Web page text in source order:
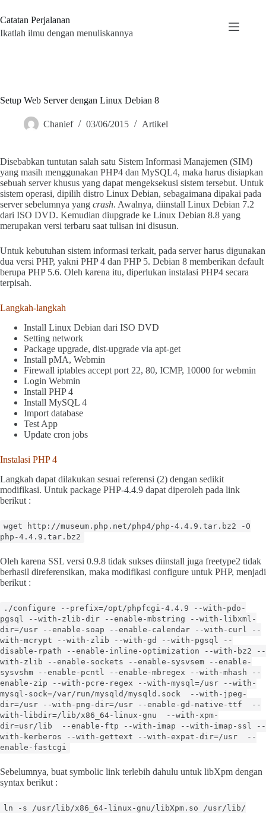
to
content
Catatan Perjalanan
Ikatlah ilmu dengan menuliskannya
Setup Web Server dengan Linux Debian 8
Chanief 03/06/2015 Artikel
Disebabkan tuntutan salah satu Sistem Informasi Manajemen (SIM)
yang masih menggunakan PHP4 dan MySQL4, maka harus disiapkan
sebuah server khusus yang dapat mengeksekusi sistem tersebut. Untuk
sistem operasi, dipilih distro Linux Debian, sebagaimana dipakai pada
server sebelumnya yang crash. Awalnya, diinstall Linux Debian 7.2
dari ISO DVD. Kemudian diupgrade ke Linux Debian 8.8 yang
merupakan versi terbaru saat tulisan ini disusun.
Untuk kebutuhan sistem informasi terkait, pada server harus digunakan
dua versi PHP, yakni PHP 4 dan PHP 5. Debian 8 memberikan default
berupa PHP 5.6. Oleh karena itu, diperlukan instalasi PHP4 secara
terpisah.
Langkah-langkah
Install Linux Debian dari ISO DVD
Setting network
Package upgrade, dist-upgrade via apt-get
Install pMA, Webmin
Firewall iptables accept port 22, 80, ICMP, 10000 for webmin
Login Webmin
Install PHP 4
Install MySQL 4
Import database
Test App
Update cron jobs
Instalasi PHP 4
Langkah dapat dilakukan sesuai referensi (2) dengan sedikit
modifikasi. Untuk package PHP-4.4.9 dapat diperoleh pada link
berikut :
wget http://museum.php.net/php4/php-4.4.9.tar.bz2 -O
php-4.4.9.tar.bz2
Oleh karena SSL versi 0.9.8 tidak sukses diinstall juga freetype2 tidak
berhasil direferensikan, maka modifikasi configure untuk PHP, menjadi
berikut :
./configure --prefix=/opt/phpfcgi-4.4.9 --with-pdo-
pgsql --with-zlib-dir --enable-mbstring --with-libxml-
dir=/usr --enable-soap --enable-calendar --with-curl --
with-mcrypt --with-zlib --with-gd --with-pgsql --
disable-rpath --enable-inline-optimization --with-bz2 --
with-zlib --enable-sockets --enable-sysvsem --enable-
sysvshm --enable-pcntl --enable-mbregex --with-mhash --
enable-zip --with-pcre-regex --with-mysql=/usr --with-
mysql-sock=/var/run/mysqld/mysqld.sock --with-jpeg-
dir=/usr --with-png-dir=/usr --enable-gd-native-ttf --
with-libdir=/lib/x86_64-linux-gnu --with-xpm-
dir=usr/lib --enable-ftp --with-imap --with-imap-ssl --
with-kerberos --with-gettext --with-expat-dir=/usr --
enable-fastcgi
Sebelumnya, buat symbolic link terlebih dahulu untuk libXpm dengan
syntax berikut :
ln -s /usr/lib/x86_64-linux-gnu/libXpm.so /usr/lib/